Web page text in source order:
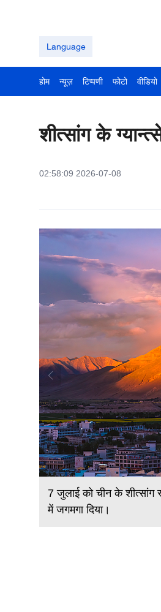
Language
होम न्यूज़ टिप्पणी फोटो वीडियो
शीत्सांग के
02:58:09 2026-07-08